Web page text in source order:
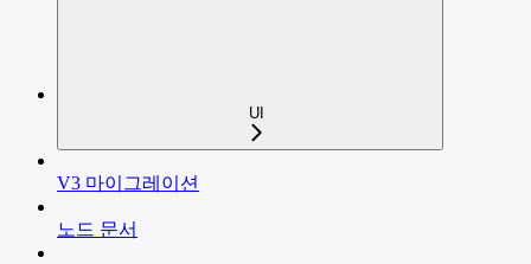
UI
V3 마이그레이션
노드 문서